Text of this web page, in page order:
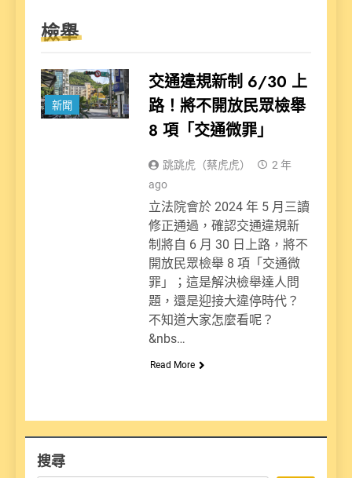
檢舉
新聞
交通違規新制 6/30 上
路！將不開放民眾檢舉
8 項「交通微罪」
跳跳虎（蔡虎虎）
2 年
ago
立法院會於 2024 年 5 月三讀
修正通過，確認交通違規新
制將自 6 月 30 日上路，將不
開放民眾檢舉 8 項「交通微
罪」；這是解決檢舉達人問
題，還是迎接大違停時代？
不知道大家怎麼看呢？
&nbs…
Read More
搜尋